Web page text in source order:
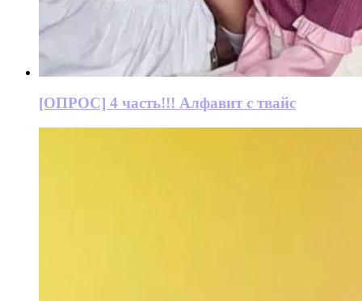
[ОПРОС] 4 часть!!! Алфавит с твайс